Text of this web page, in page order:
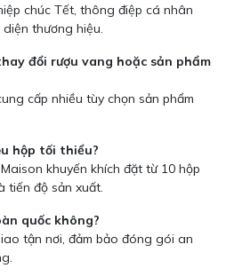
chúc Tết, thông điệp cá nhân
thương hiệu.
đổi rượu vang hoặc sản phẩm
cấp nhiều tùy chọn sản phẩm
hộp tối thiểu?
khuyến khích đặt từ 10 hộp
tiến độ sản xuất.
quốc không?
tận nơi, đảm bảo đóng gói an